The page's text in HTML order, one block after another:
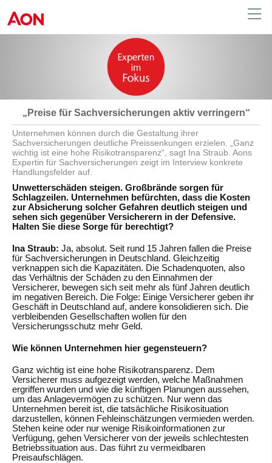
„Preise für Sachversicherungen aktiv verringern“
Unternehmen können durch die Gestaltung ihrer
Sachversicherungen deutliche Preissenkungen erzielen. „Ganz
wichtig ist eine hohe Risikotransparenz“, sagt Ina Straub. Aons
Expertin für Sachversicherungen zeigt im Interview konkrete
Handlungsfelder auf.
Unwetterschäden steigen. Großbrände sorgen für
Schlagzeilen. Unternehmen befürchten, dass die Kosten
zur Absicherung solcher Gefahren deutlich steigen und
sehen sich gegenüber Versicherern in der Defensive.
Halten Sie diese Sorge für berechtigt?
Ina Straub: Ja, absolut. Seit rund 15 Jahren fallen die Preise
für Sachversicherungen in Deutschland. Gleichzeitig
verknappen sich die Kapazitäten. Die Schadenquoten, also
das Verhältnis der Schäden zu den Einnahmen der
Versicherer, bewegen sich seit mehr als fünf Jahren deutlich
im negativen Bereich. Die Folge: Einige Versicherer geben ihr
Geschäft in Deutschland auf, andere konsolidieren sich. Die
verbleibenden Gesellschaften wollen für den
Versicherungsschutz mehr Geld.
Wie können Unternehmen hier gegensteuern?
Ganz wichtig ist eine hohe Risikotransparenz. Dem
Versicherer muss aufgezeigt werden, welche Maßnahmen
ergriffen wurden und wie die künftigen Planungen aussehen,
um das Anlagevermögen zu schützen. Nur wenn das
Unternehmen bereit ist, die tatsächliche Risikosituation
darzustellen, können Fehleinschätzungen vermieden werden.
Stehen keine oder nur wenige Risikoinformationen zur
Verfügung, gehen Versicherer von der jeweils schlechtesten
Betriebssituation aus. Das führt zu vermeidbaren
Preisaufschlägen.